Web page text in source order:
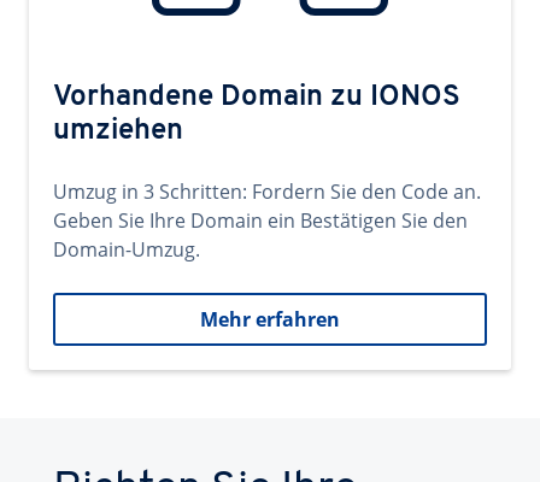
Vorhandene Domain zu IONOS
umziehen
Umzug in 3 Schritten: Fordern Sie den Code an.
Geben Sie Ihre Domain ein Bestätigen Sie den
Domain-Umzug.
Mehr erfahren